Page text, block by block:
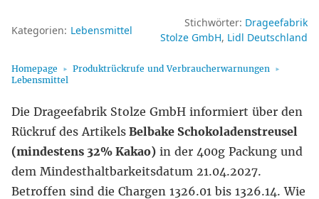
Kategorien: Lebensmittel
Stichwörter: Drageefabrik
Stolze GmbH Lidl Deutschland
Homepage
Produktrückrufe und Verbraucherwarnungen
Lebensmittel
Die Drageefabrik Stolze GmbH informiert über den
Rückruf des Artikels Belbake Schokoladenstreusel
(mindestens 32% Kakao) in der 400g Packung und
dem Mindesthaltbarkeitsdatum 21.04.2027.
Betroffen sind die Chargen 1326.01 bis 1326.14. Wie